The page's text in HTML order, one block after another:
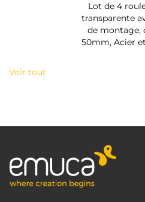
Lot de 4
transparente
de montage,
50mm, Acier
Voir tout